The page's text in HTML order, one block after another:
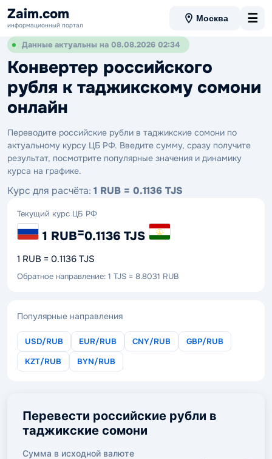
Zaim.com
информационный портал
Москва ☰
Данные актуальны на 08.08.2026 02:34
Конвертер российского
рубля к таджикскому сомони
онлайн
Переводите российские рубли в таджикские сомони по
актуальному курсу ЦБ РФ. Введите сумму, сразу получите
результат, посмотрите популярные значения и динамику
курса на графике.
Курс для расчёта: 1 RUB = 0.1136 TJS
Текущий курс ЦБ РФ
1 RUB=0.1136 TJS
1 RUB = 0.1136 TJS
Обратное направление: 1 TJS = 8.8031 RUB
Популярные направления
USD/RUB EUR/RUB CNY/RUB
GBP/RUB
KZT/RUB
BYN/RUB
Перевести российские рубли в
таджикские сомони
Сумма в исходной валюте